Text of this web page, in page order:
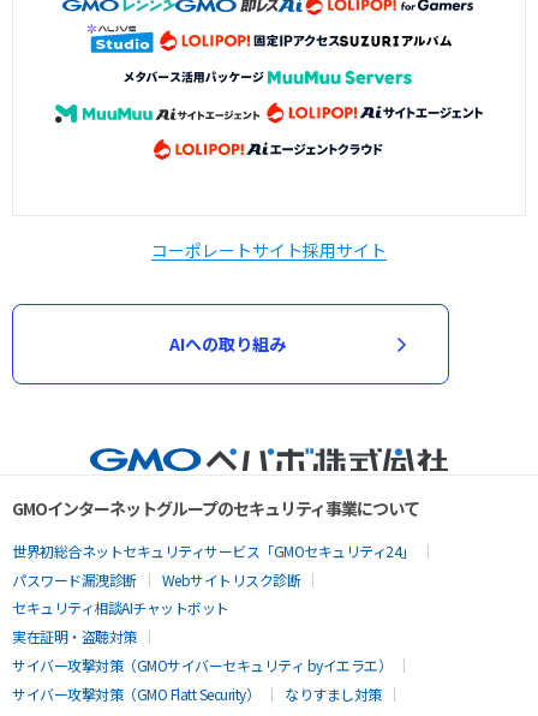
コーポレートサイト採用サイト
AIへの取り組み
GMOインターネットグループのセキュリティ事業について
世界初総合ネットセキュリティサービス「GMOセキュリティ24」
パスワード漏洩診断
Webサイトリスク診断
セキュリティ相談AIチャットボット
実在証明・盗聴対策
サイバー攻撃対策（GMOサイバーセキュリティ byイエラエ）
サイバー攻撃対策（GMO Flatt Security）
なりすまし対策